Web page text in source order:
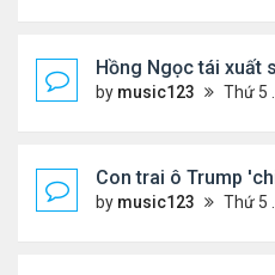
Hồng Ngọc tái xuất
by music123 Thứ 5 Tháng 8 06, 2026 4:48 pm
Con trai ô Trump
by music123 Thứ 5 Tháng 8 06, 2026 4:44 pm